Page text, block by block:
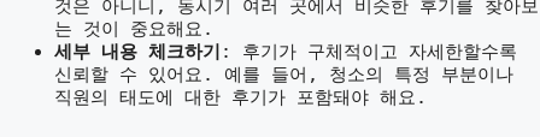
것은 아니니, 동시기 여러 곳에서 비슷한 후기를 찾아보
는 것이 중요해요.
세부 내용 체크하기 : 후기가 구체적이고 자세한할수록
신뢰할 수 있어요. 예를 들어, 청소의 특정 부분이나
직원의 태도에 대한 후기가 포함돼야 해요.